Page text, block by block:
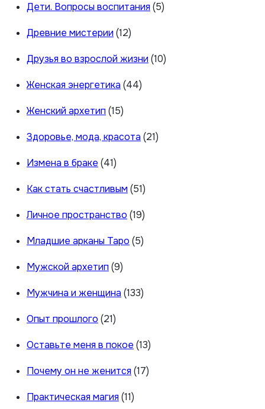
Дети. Вопросы воспитания (5)
Древние мистерии (12)
Друзья во взрослой жизни (10)
Женская энергетика (44)
Женский архетип (15)
Здоровье, мода, красота (21)
Измена в браке (41)
Как стать счастливым (51)
Личное пространство (19)
Младшие арканы Таро (5)
Мужской архетип (9)
Мужчина и женщина (133)
Опыт прошлого (21)
Оставьте меня в покое (13)
Почему он не женится (17)
Практическая магия (11)